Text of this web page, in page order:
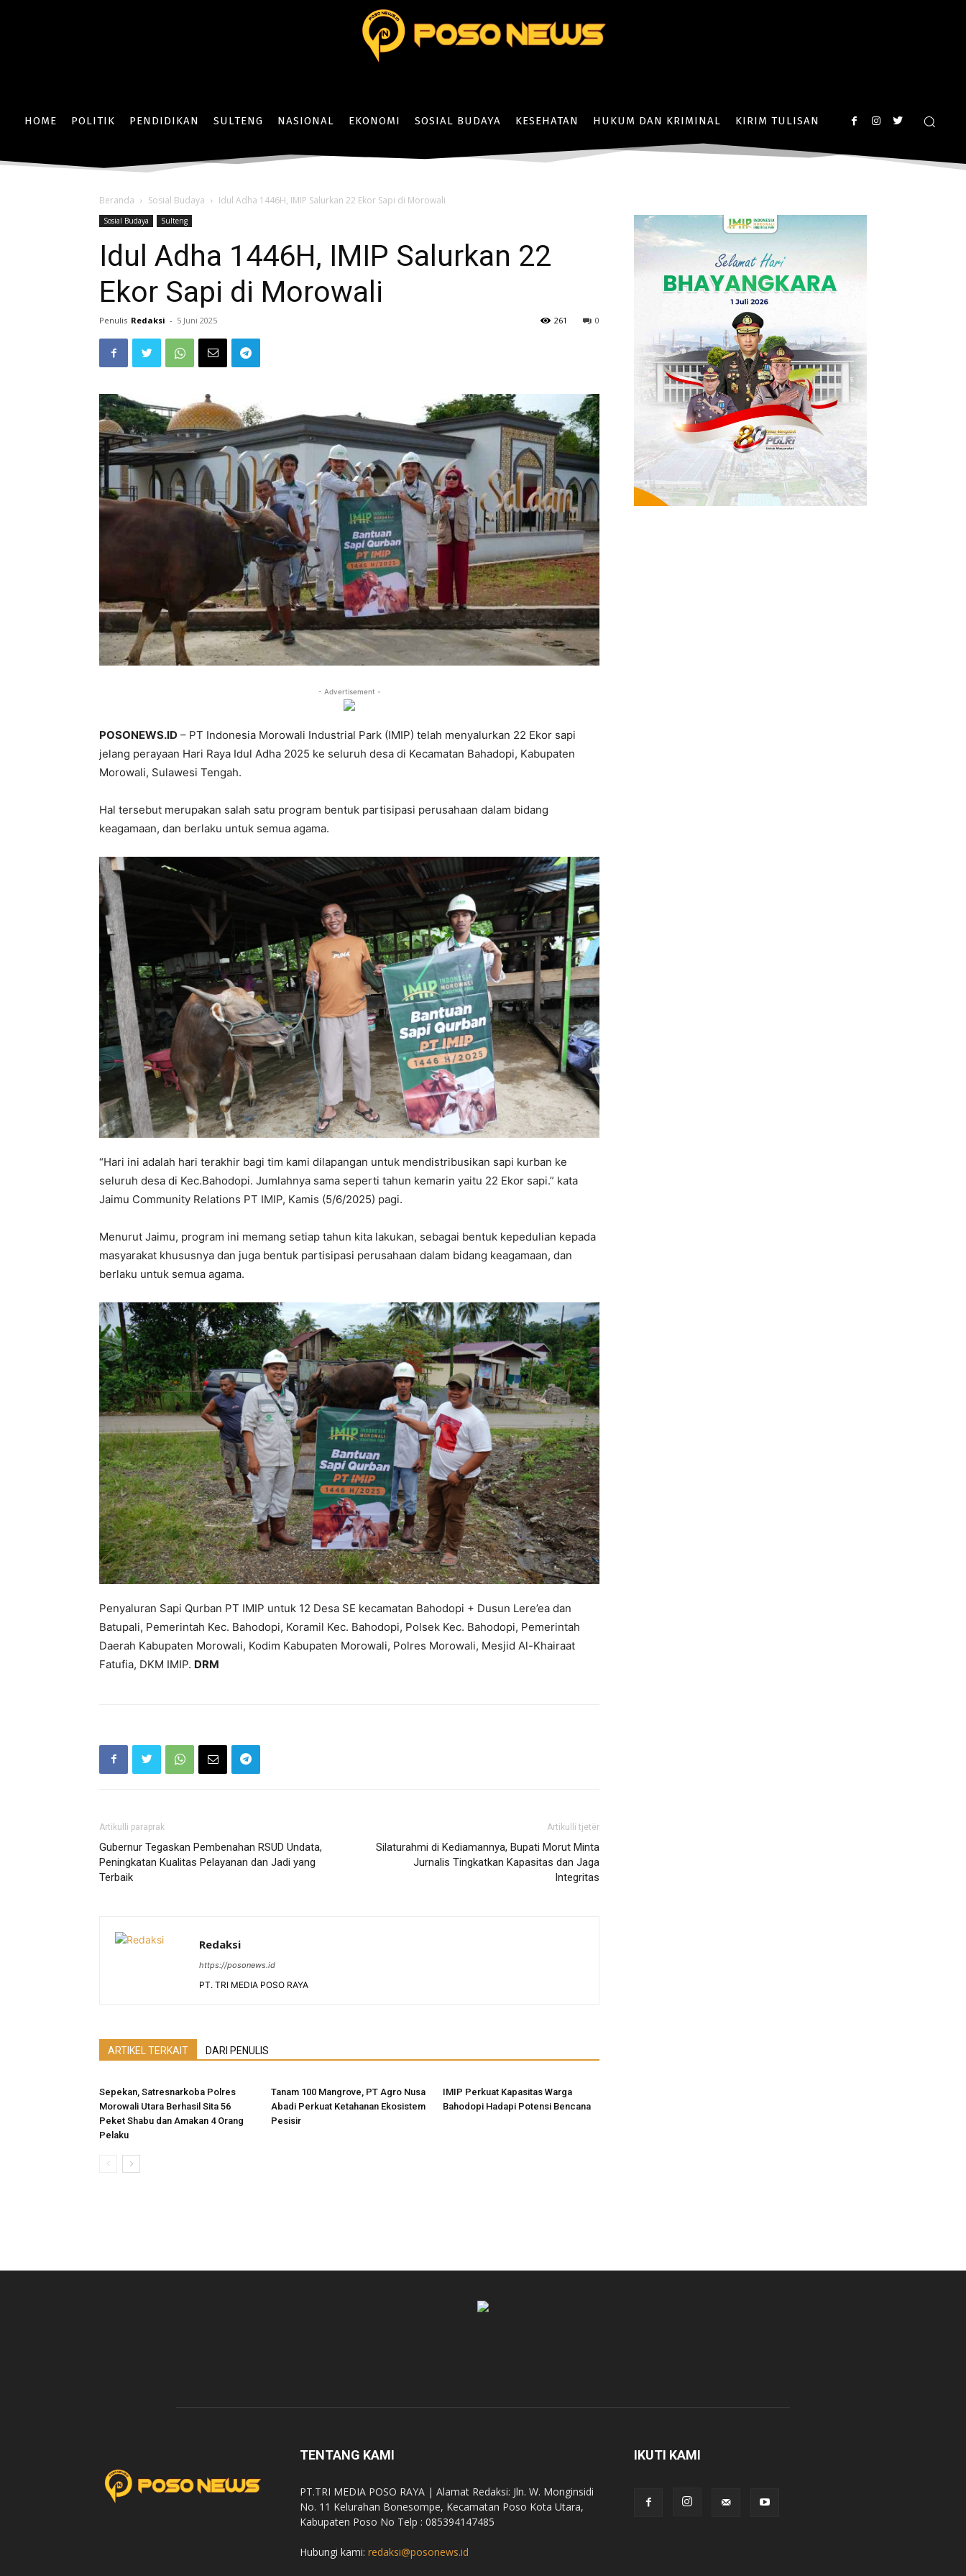
HOME POLITIK PENDIDIKAN SULTENG NASIONAL EKONOMI SOSIAL BUDAYA KESEHATAN HUKUM DAN KRIMINAL KIRIM TULISAN
Beranda Sosial Budaya Idul Adha 1446H, IMIP Salurkan 22 Ekor Sapi di Morowali
Sosial Budaya Sulteng
Idul Adha 1446H, IMIP Salurkan 22
Ekor Sapi di Morowali
Penulis Redaksi - 5 Juni 2025 0
261
- Advertisement -
POSONEWS.ID – PT Indonesia Morowali Industrial Park (IMIP) telah menyalurkan 22 Ekor sapi
jelang perayaan Hari Raya Idul Adha 2025 ke seluruh desa di Kecamatan Bahadopi, Kabupaten
Morowali, Sulawesi Tengah.
Hal tersebut merupakan salah satu program bentuk partisipasi perusahaan dalam bidang
keagamaan, dan berlaku untuk semua agama.
“Hari ini adalah hari terakhir bagi tim kami dilapangan untuk mendistribusikan sapi kurban ke
seluruh desa di Kec.Bahodopi. Jumlahnya sama seperti tahun kemarin yaitu 22 Ekor sapi.” kata
Jaimu Community Relations PT IMIP, Kamis (5/6/2025) pagi.
Menurut Jaimu, program ini memang setiap tahun kita lakukan, sebagai bentuk kepedulian kepada
masyarakat khususnya dan juga bentuk partisipasi perusahaan dalam bidang keagamaan, dan
berlaku untuk semua agama.
Penyaluran Sapi Qurban PT IMIP untuk 12 Desa SE kecamatan Bahodopi + Dusun Lere’ea dan
Batupali, Pemerintah Kec. Bahodopi, Koramil Kec. Bahodopi, Polsek Kec. Bahodopi, Pemerintah
Daerah Kabupaten Morowali, Kodim Kabupaten Morowali, Polres Morowali, Mesjid Al-Khairaat
Fatufia, DKM IMIP. DRM
Artikulli paraprak
Gubernur Tegaskan Pembenahan RSUD Undata,
Peningkatan Kualitas Pelayanan dan Jadi yang
Terbaik
Artikulli tjetër
Silaturahmi di Kediamannya, Bupati Morut Minta
Jurnalis Tingkatkan Kapasitas dan Jaga
Integritas
Redaksi
https://posonews.id
PT. TRI MEDIA POSO RAYA
ARTIKEL TERKAIT DARI PENULIS
Sepekan, Satresnarkoba Polres
Morowali Utara Berhasil Sita 56
Peket Shabu dan Amakan 4 Orang
Pelaku
Tanam 100 Mangrove, PT Agro Nusa
Abadi Perkuat Ketahanan Ekosistem
Pesisir
IMIP Perkuat Kapasitas Warga
Bahodopi Hadapi Potensi Bencana
TENTANG KAMI
PT.TRI MEDIA POSO RAYA | Alamat Redaksi: Jln. W. Monginsidi
No. 11 Kelurahan Bonesompe, Kecamatan Poso Kota Utara,
Kabupaten Poso No Telp : 085394147485
Hubungi kami: redaksi@posonews.id
IKUTI KAMI